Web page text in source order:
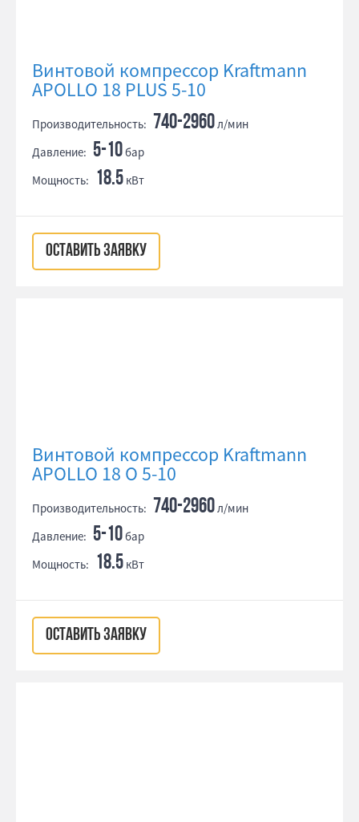
Винтовой компрессор Kraftmann
APOLLO 18 PLUS 5-10
Производительность: 740-2960л/мин
Давление: 5-10бар
Мощность: 18.5 кВт
ОСТАВИТЬ ЗАЯВКУ
Винтовой компрессор Kraftmann
APOLLO 18 O 5-10
Производительность: 740-2960л/мин
Давление: 5-10бар
Мощность: 18.5 кВт
ОСТАВИТЬ ЗАЯВКУ